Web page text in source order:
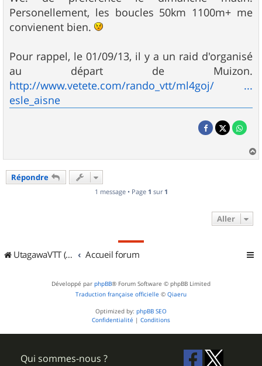
Personellement, les boucles 50km 1100m+ me
convienent bien.
Pour rappel, le 01/09/13, il y a un raid d'organisé
au départ de Muizon.
http://www.vetete.com/rando_vtt/ml4goj/ ...
esle_aisne
a
Répondre
1 message • Page 1 sur 1
Aller
UtagawaVTT (Randos VTT et VTTAE avec traces GPS) Accueil forum
Développé par phpBB® Forum Software © phpBB Limited
Traduction française officielle © Qiaeru
Optimized by: phpBB SEO
Confidentialité | Conditions
Qui sommes-nous ?